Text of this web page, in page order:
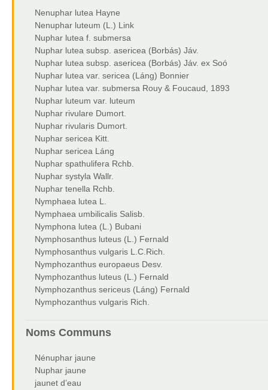
Nenuphar lutea Hayne
Nenuphar luteum (L.) Link
Nuphar lutea f. submersa
Nuphar lutea subsp. asericea (Borbás) Jáv.
Nuphar lutea subsp. asericea (Borbás) Jáv. ex Soó
Nuphar lutea var. sericea (Láng) Bonnier
Nuphar lutea var. submersa Rouy & Foucaud, 1893
Nuphar luteum var. luteum
Nuphar rivulare Dumort.
Nuphar rivularis Dumort.
Nuphar sericea Kitt.
Nuphar sericea Láng
Nuphar spathulifera Rchb.
Nuphar systyla Wallr.
Nuphar tenella Rchb.
Nymphaea lutea L.
Nymphaea umbilicalis Salisb.
Nymphona lutea (L.) Bubani
Nymphosanthus luteus (L.) Fernald
Nymphosanthus vulgaris L.C.Rich.
Nymphozanthus europaeus Desv.
Nymphozanthus luteus (L.) Fernald
Nymphozanthus sericeus (Láng) Fernald
Nymphozanthus vulgaris Rich.
Noms Communs
Nénuphar jaune
Nuphar jaune
jaunet d’eau